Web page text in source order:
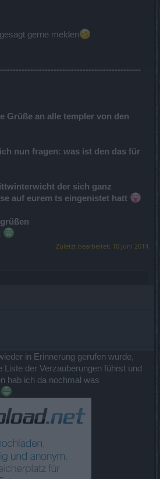
gerne melden
Grüße an alle templer von den
nun fragen: was ist den das für
der sich ganz
auf eurem ts eingenistet hatt
Zuletzt bearbeitet: 10 Juni 2014
in Erinnerung gerufen wurde,
Liste der Verzauberungen führst und
hab ich da nochmal was